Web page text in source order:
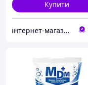
Купити
інтернет-магазин "О.К."